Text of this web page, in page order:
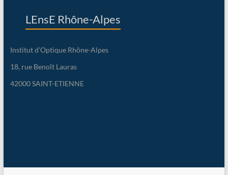
LEnsE Rhône-Alpes
Institut d’Optique Rhône-Alpes
18, rue Benoît Lauras
42000 SAINT-ETIENNE